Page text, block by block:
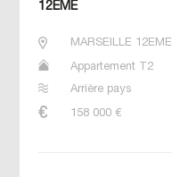
12EME
MARSEILLE 12EME
Appartement T2
Arrière pays
158 000€